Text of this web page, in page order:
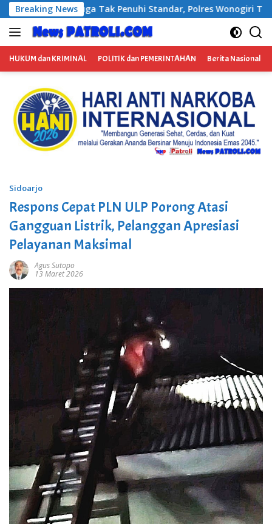
Langsung
ke
konten
Breaking News
Polres Wonogiri Tetapkan Satu Tersangka
HUKUM dan KRIMINAL POLITIK dan PEMERINTAHAN Berita Nasional
Sidoarjo
Respons Cepat PLN ULP Porong Atasi
Gangguan Listrik, Pelanggan Apresiasi
Pelayanan Maksimal
Agus Sutopo
13 Maret 2026